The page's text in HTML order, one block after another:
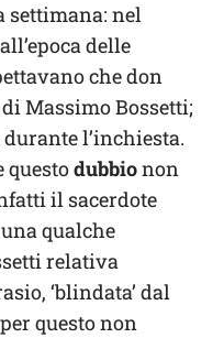
settimana: nel
delle
che don
Massimo Bossetti;
l’inchiesta.
questodubbionon
il sacerdote
qualche
relativa
‘blindata’ dal
questo non